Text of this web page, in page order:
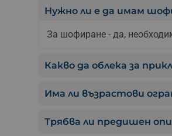
Нужно ли е да имам
За шофиране - да,
Какво да облека за
Има ли възрастови
Трябва ли предишен